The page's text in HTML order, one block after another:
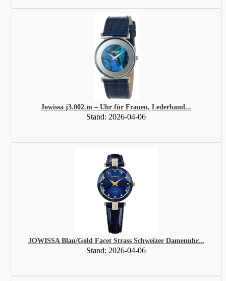
Jowissa j3.002.m – Uhr für Frauen, Lederband...
Stand: 2026-04-06
JOWISSA Blau/Gold Facet Strass Schweizer Damenuhr...
Stand: 2026-04-06